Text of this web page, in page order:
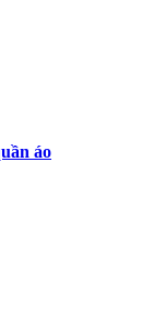
áo